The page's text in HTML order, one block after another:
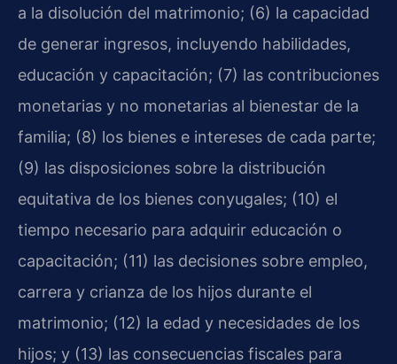
a la disolución del matrimonio; (6) la capacidad
de generar ingresos, incluyendo habilidades,
educación y capacitación; (7) las contribuciones
monetarias y no monetarias al bienestar de la
familia; (8) los bienes e intereses de cada parte;
(9) las disposiciones sobre la distribución
equitativa de los bienes conyugales; (10) el
tiempo necesario para adquirir educación o
capacitación; (11) las decisiones sobre empleo,
carrera y crianza de los hijos durante el
matrimonio; (12) la edad y necesidades de los
hijos; y (13) las consecuencias fiscales para